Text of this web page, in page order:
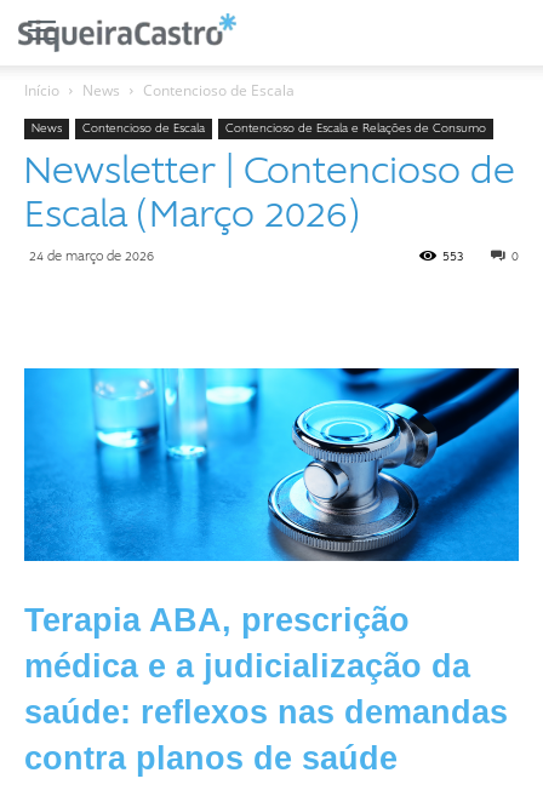
Início News Contencioso de Escala
News Contencioso de Escala Contencioso de Escala e Relações de Consumo
Newsletter | Contencioso de
Escala (Março 2026)
24 de março de 2026 0
553
Terapia ABA, prescrição
médica e a judicialização da
saúde: reflexos nas demandas
contra planos de saúde